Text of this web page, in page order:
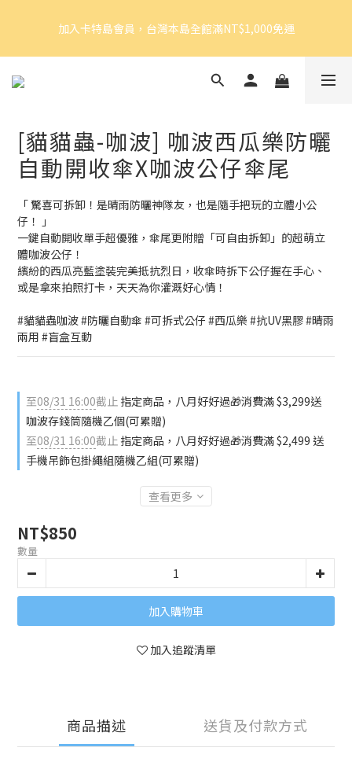
加入卡特島會員，台灣本島全館滿NT$1,000免運
好眠體驗官招募｜開始報名！
4
3
2
6
5
4
6
5
4
4
3
2
9
8
7
1
0
7
6
5
0
8
7
6
1
0
9
8
7
6
3
2
1
由此前往
加入卡特島會員，台灣本島全館滿NT$1,000免運
[貓貓蟲-咖波] 咖波西瓜樂防曬
自動開收傘X咖波公仔傘尾
「 驚喜可拆卸！是晴雨防曬神隊友，也是隨手把玩的立體小公
仔！ 」
一鍵自動開收單手超優雅，傘尾更附贈「可自由拆卸」的超萌立
體咖波公仔！
繽紛的西瓜亮藍塗裝完美抵抗烈日，收傘時拆下公仔握在手心、
或是拿來拍照打卡，天天為你灌溉好心情！
#貓貓蟲咖波 #防曬自動傘 #可拆式公仔 #西瓜樂 #抗UV黑膠 #晴雨
兩用 #盲盒互動
至08/31 16:00截止 指定商品，八月好好過🎁消費滿 $3,299送
咖波存錢筒隨機乙個(可累贈)
至08/31 16:00截止 指定商品，八月好好過🎁消費滿 $2,499 送
手機吊飾包掛繩組隨機乙組(可累贈)
查看更多
NT$850
數量
加入購物車
加入追蹤清單
商品描述 送貨及付款方式